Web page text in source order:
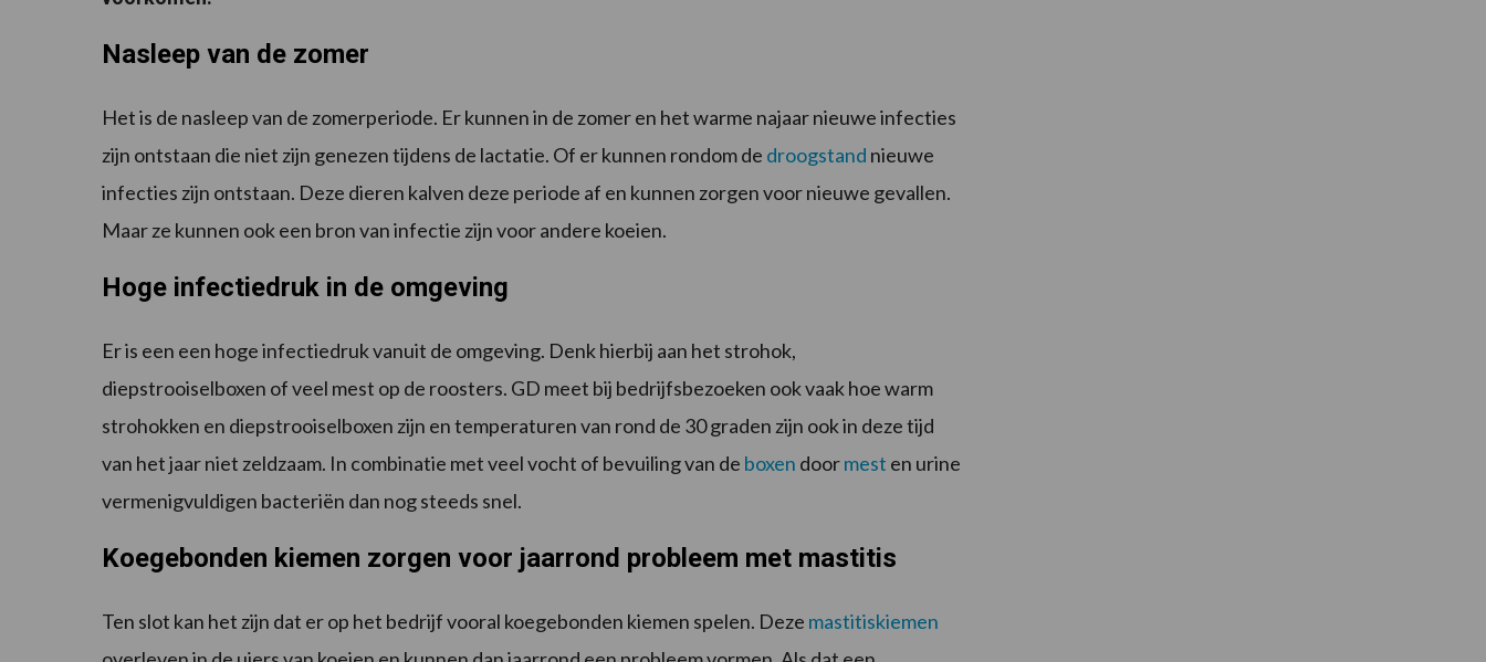
Nasleep van de zomer
Het is de nasleep van de zomerperiode. Er kunnen in de zomer en het warme najaar nieuwe infecties
zijn ontstaan die niet zijn genezen tijdens de lactatie. Of er kunnen rondom de droogstand nieuwe
infecties zijn ontstaan. Deze dieren kalven deze periode af en kunnen zorgen voor nieuwe gevallen.
Maar ze kunnen ook een bron van infectie zijn voor andere koeien.
Hoge infectiedruk in de omgeving
Er is een een hoge infectiedruk vanuit de omgeving. Denk hierbij aan het strohok,
diepstrooiselboxen of veel mest op de roosters. GD meet bij bedrijfsbezoeken ook vaak hoe warm
strohokken en diepstrooiselboxen zijn en temperaturen van rond de 30 graden zijn ook in deze tijd
van het jaar niet zeldzaam. In combinatie met veel vocht of bevuiling van de boxen doormest en urine
vermenigvuldigen bacteriën dan nog steeds snel.
Koegebonden kiemen zorgen voor jaarrond probleem met mastitis
Ten slot kan het zijn dat er op het bedrijf vooral koegebonden kiemen spelen. Deze mastitiskiemen